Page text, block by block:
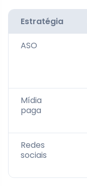
Estratégia
ASO
Mídia
paga
Redes
sociais